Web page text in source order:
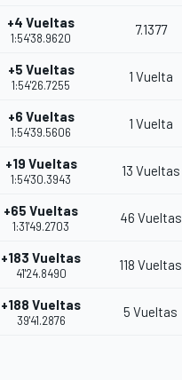
+4 Vueltas
1:54'38.9620
7.1377
+5 Vueltas
1:54'26.7255
1 Vuelta
+6 Vueltas
1:54'39.5606
1 Vuelta
+19 Vueltas
1:54'30.3943
13 Vueltas
+65 Vueltas
1:31'49.2703
46 Vueltas
+183 Vueltas
41'24.8490
118 Vueltas
+188 Vueltas
39'41.2876
5 Vueltas